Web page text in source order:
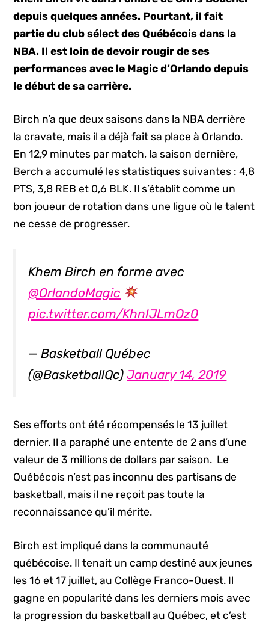
depuis quelques années. Pourtant, il fait
partie du club sélect des Québécois dans la
NBA. Il est loin de devoir rougir de ses
performances avec le Magic d’Orlando depuis
le début de sa carrière.
Birch n’a que deux saisons dans la NBA derrière
la cravate, mais il a déjà fait sa place à Orlando.
En 12,9 minutes par match, la saison dernière,
Berch a accumulé les statistiques suivantes : 4,8
PTS, 3,8 REB et 0,6 BLK. Il s’établit comme un
bon joueur de rotation dans une ligue où le talent
ne cesse de progresser.
Khem Birch en forme avec
@OrlandoMagic
pic.twitter.com/KhnIJLmOz0
— Basketball Québec
(@BasketballQc)January 14, 2019
Ses efforts ont été récompensés le 13 juillet
dernier. Il a paraphé une entente de 2 ans d’une
valeur de 3 millions de dollars par saison. Le
Québécois n’est pas inconnu des partisans de
basketball, mais il ne reçoit pas toute la
reconnaissance qu’il mérite.
Birch est impliqué dans la communauté
québécoise. Il tenait un camp destiné aux jeunes
les 16 et 17 juillet, au Collège Franco-Ouest. Il
gagne en popularité dans les derniers mois avec
la progression du basketball au Québec, et c’est